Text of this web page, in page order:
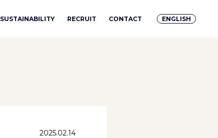
SUSTAINABILITY RECRUIT CONTACT ENGLISH
2025.02.14